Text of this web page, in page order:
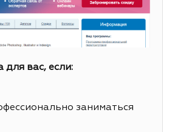
для вас, если:
заниматься